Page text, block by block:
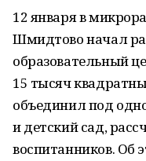
12 января в
Шмидтово начал
образовательный
15 тысяч
объединил под
и детский сад,
воспитанников. Об